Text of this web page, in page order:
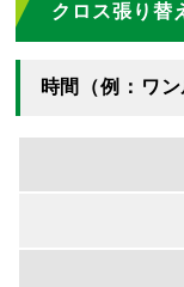
クロス張り替
時間（例：ワ